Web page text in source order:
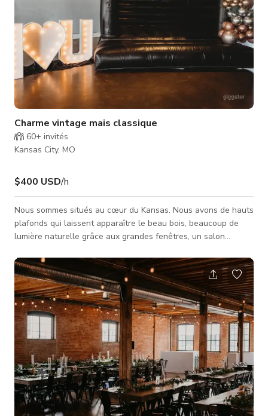
Charme vintage mais classique
60+ invités
Kansas City, MO
$400 USD/h
Nous sommes situés au cœur du Kansas. Nous avons de hauts
plafonds qui laissent apparaître le beau bois, beaucoup de
lumière naturelle grâce aux grandes fenêtres, un salon
magnifique suite de 400 pieds carrés. Les tarifs pour mariages
et/ou réceptions de mariage ne sont pas reflétés sur ce site.